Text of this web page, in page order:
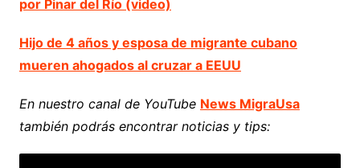
por Pinar del Río (video)
Hijo de 4 años y esposa de migrante cubano
mueren ahogados al cruzar a EEUU
En nuestro canal de YouTube News MigraUsa
también podrás encontrar noticias y tips: